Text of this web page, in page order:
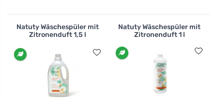
Natuty Wäschespüler mit
Zitronenduft 1,5 l
Natuty Wäschespüler mit
Zitronenduft 1 l